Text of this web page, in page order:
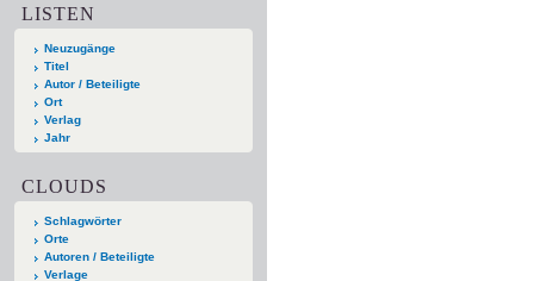
LISTEN
Neuzugänge
Titel
Autor / Beteiligte
Ort
Verlag
Jahr
CLOUDS
Schlagwörter
Orte
Autoren / Beteiligte
Verlage